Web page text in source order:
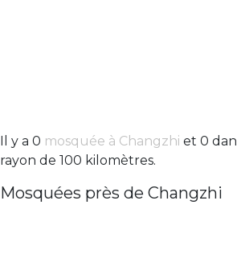
Il y a 0 mosquée à Changzhi et 0
rayon de 100 kilomètres.
Mosquées près de Changzhi